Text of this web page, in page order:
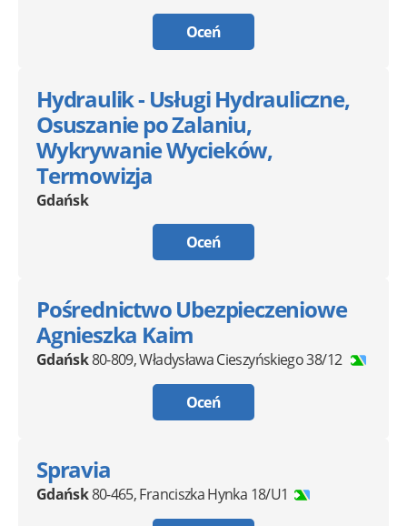
Oceń
Hydraulik - Usługi Hydrauliczne,
Osuszanie po Zalaniu,
Wykrywanie Wycieków,
Termowizja
Gdańsk
Oceń
Pośrednictwo Ubezpieczeniowe
Agnieszka Kaim
Gdańsk80-809,Władysława Cieszyńskiego 38/12
Oceń
Spravia
Gdańsk80-465,Franciszka Hynka 18/U1